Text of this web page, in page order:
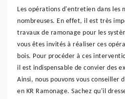
Les opérations d'entretien dans les
nombreuses. En effet, il est très
travaux de ramonage pour les
vous êtes invités à réaliser ces
bois. Pour procéder à ces
il est indispensable de convier des
Ainsi, nous pouvons vous conseiller
en KR Ramonage. Sachez qu'il